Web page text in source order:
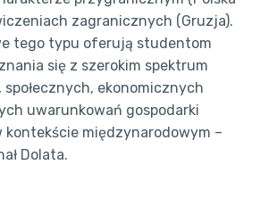
zagranicznych (Gruzja).
tego typu oferują studentom
się z szerokim spektrum
ekonomicznych
uwarunkowań gospodarki
międzynarodowym –
Dolata.